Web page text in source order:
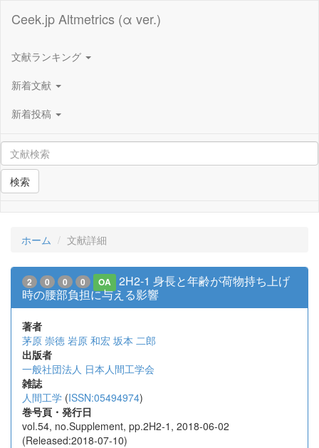
Ceek.jp Altmetrics (α ver.)
文献ランキング
新着文献
新着投稿
検索
ホーム 文献詳細
2 0 0 0 OA
2H2-1 身長と年齢が荷物持ち上げ
時の腰部負担に与える影響
著者
茅原 崇徳 岩原 和宏 坂本 二郎
出版者
一般社団法人 日本人間工学会
雑誌
人間工学 (ISSN:05494974)
巻号頁・発行日
vol.54, no.Supplement, pp.2H2-1, 2018-06-02
(Released:2018-07-10)